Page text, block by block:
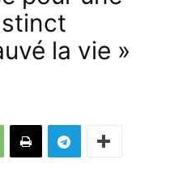
la vie »